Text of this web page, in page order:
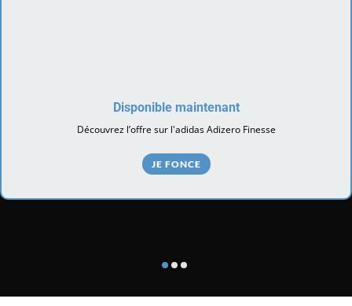
Disponible maintenant
Découvrez l’offre sur l'adidas Adizero Finesse
JE FONCE